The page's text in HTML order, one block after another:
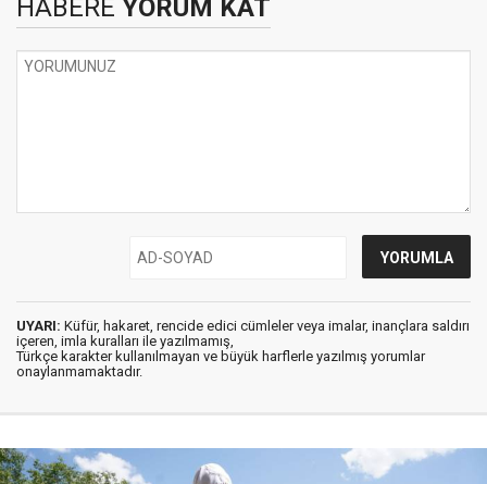
HABERE YORUM KAT
UYARI: Küfür, hakaret, rencide edici cümleler veya imalar, inançlara saldırı
içeren, imla kuralları ile yazılmamış,
Türkçe karakter kullanılmayan ve büyük harflerle yazılmış yorumlar
onaylanmamaktadır.